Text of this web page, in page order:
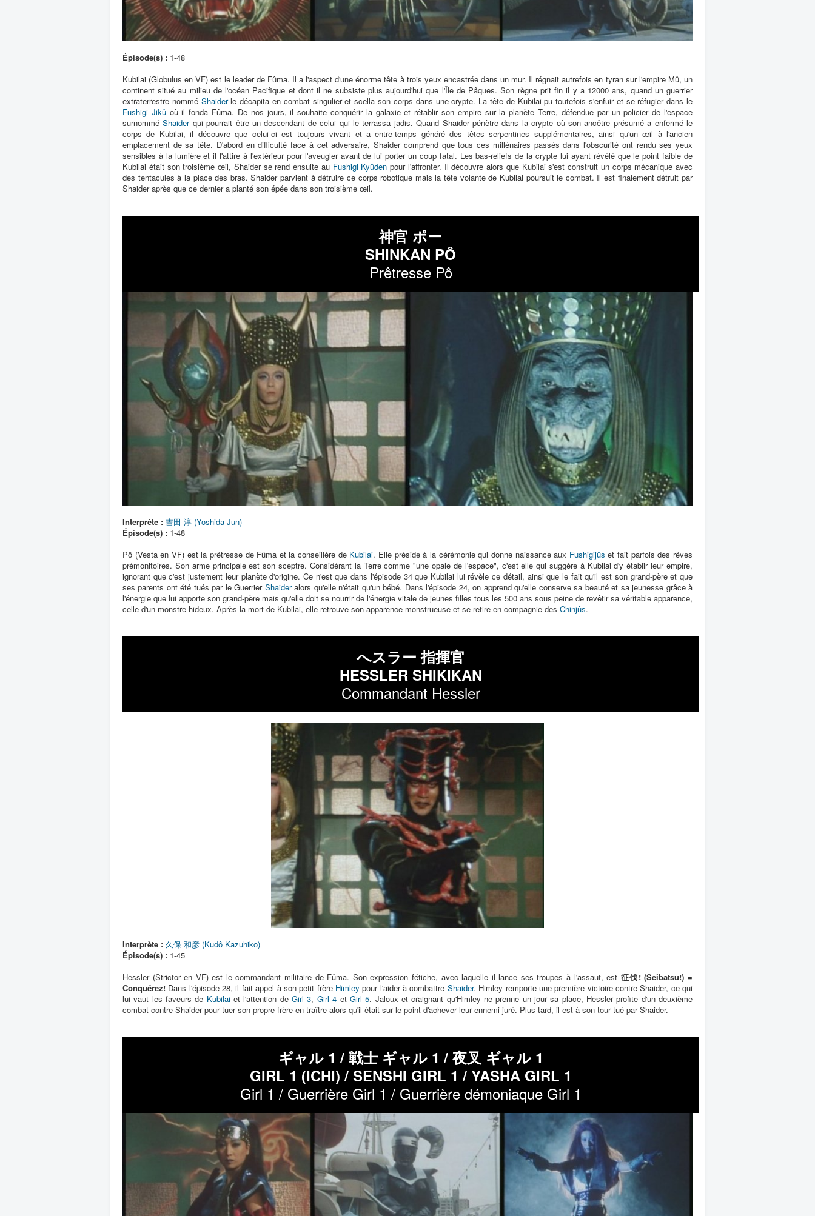
Épisode(s) : 1-48
Kubilai (Globulus en VF) est le leader de Fûma. Il a l'aspect d'une énorme tête à trois yeux encastrée dans un mur. Il régnait autrefois en tyran sur l'empire Mû, un
continent situé au milieu de l'océan Pacifique et dont il ne subsiste plus aujourd'hui que l'Île de Pâques. Son règne prit fin il y a 12000 ans, quand un guerrier
extraterrestre nommé Shaiderle décapita en combat singulier et scella son corps dans une crypte. La tête de Kubilai pu toutefois s'enfuir et se réfugier dans le
Fushigi Jikûoù il fonda Fûma. De nos jours, il souhaite conquérir la galaxie et rétablir son empire sur la planète Terre, défendue par un policier de l'espace
surnomméShaiderqui pourrait être un descendant de celui qui le terrassa jadis. Quand Shaider pénètre dans la crypte où son ancêtre présumé a enfermé le
corps de Kubilai, il découvre que celui-ci est toujours vivant et a entre-temps généré des têtes serpentines supplémentaires, ainsi qu'un œil à l'ancien
emplacement de sa tête. D'abord en difficulté face à cet adversaire, Shaider comprend que tous ces millénaires passés dans l'obscurité ont rendu ses yeux
sensibles à la lumière et il l'attire à l'extérieur pour l'aveugler avant de lui porter un coup fatal. Les bas-reliefs de la crypte lui ayant révélé que le point faible de
Kubilai était son troisième œil, Shaider se rend ensuite au Fushigi Kyûden pour l'affronter. Il découvre alors que Kubilai s'est construit un corps mécanique avec
des tentacules à la place des bras. Shaider parvient à détruire ce corps robotique mais la tête volante de Kubilai poursuit le combat. Il est finalement détruit par
Shaider après que ce dernier a planté son épée dans son troisième œil.
神官 ポー
SHINKAN PÔ
Prêtresse Pô
Interprète : 吉田 淳 (Yoshida Jun)
Épisode(s) : 1-48
Pô (Vesta en VF) est la prêtresse de Fûma et la conseillère de Kubilai. Elle préside à la cérémonie qui donne naissance aux Fushigijûs et fait parfois des rêves
prémonitoires. Son arme principale est son sceptre. Considérant la Terre comme "une opale de l'espace", c'est elle qui suggère à Kubilai d'y établir leur empire,
ignorant que c'est justement leur planète d'origine. Ce n'est que dans l'épisode 34 que Kubilai lui révèle ce détail, ainsi que le fait qu'il est son grand-père et que
ses parents ont été tués par le Guerrier Shaideralors qu'elle n'était qu'un bébé. Dans l'épisode 24, on apprend qu'elle conserve sa beauté et sa jeunesse grâce à
l'énergie que lui apporte son grand-père mais qu'elle doit se nourrir de l'énergie vitale de jeunes filles tous les 500 ans sous peine de revêtir sa véritable apparence,
celle d'un monstre hideux. Après la mort de Kubilai, elle retrouve son apparence monstrueuse et se retire en compagnie des Chinjûs.
へスラー 指揮官
HESSLER SHIKIKAN
Commandant Hessler
Interprète : 久保 和彦 (Kudô Kazuhiko)
Épisode(s) : 1-45
Hessler (Strictor en VF) est le commandant militaire de Fûma. Son expression fétiche, avec laquelle il lance ses troupes à l'assaut, est 征伐! (Seibatsu!) =
Conquérez! Dans l'épisode 28, il fait appel à son petit frère Himley pour l'aider à combattre Shaider. Himley remporte une première victoire contre Shaider, ce qui
lui vaut les faveurs de Kubilaiet l'attention deGirl 3, Girl 4 et Girl 5. Jaloux et craignant qu'Himley ne prenne un jour sa place, Hessler profite d'un deuxième
combat contre Shaider pour tuer son propre frère en traître alors qu'il était sur le point d'achever leur ennemi juré. Plus tard, il est à son tour tué par Shaider.
ギャル 1 / 戦士 ギャル 1 / 夜叉 ギャル 1
GIRL 1 (ICHI) / SENSHI GIRL 1 / YASHA GIRL 1
Girl 1 / Guerrière Girl 1 / Guerrière démoniaque Girl 1